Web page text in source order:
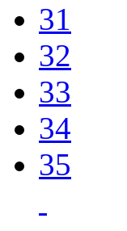
31
32
33
34
35